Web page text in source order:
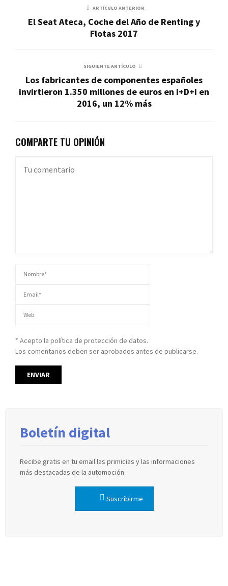
ARTÍCULO ANTERIOR
El Seat Ateca, Coche del Año de Renting y
Flotas 2017
SIGUIENTE ARTÍCULO
Los fabricantes de componentes españoles
invirtieron 1.350 millones de euros en I+D+i en
2016, un 12% más
COMPARTE TU OPINIÓN
* Acepto la política de protección de datos.
Los comentarios deben ser aprobados antes de publicarse.
Boletín digital
Recibe gratis en tu email las primicias y las informaciones
más destacadas de la automoción.
Suscribirme